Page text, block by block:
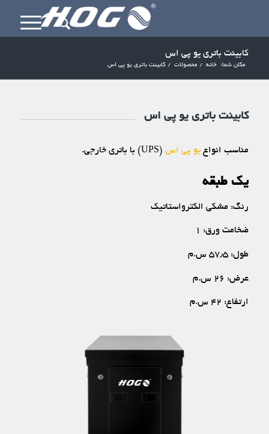
کابینت باتری یو پی اس
مکان شما: خانه / محصولات / کابینت باتری یو پی اس
کابینت باتری یو پی اس
مناسب انواع یو پی اس(UPS) با باتری خارجی.
یک طبقه
رنگ: مشکی الکترواستاتیک
ضخامت ورق: ۱
طول: ۵۷٫۵ س.م
عرض: ۲۶ س.م
ارتفاع: ۴۲ س.م